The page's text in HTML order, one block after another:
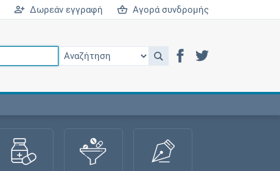
Δωρεάν εγγραφή Αγορά συνδρομής